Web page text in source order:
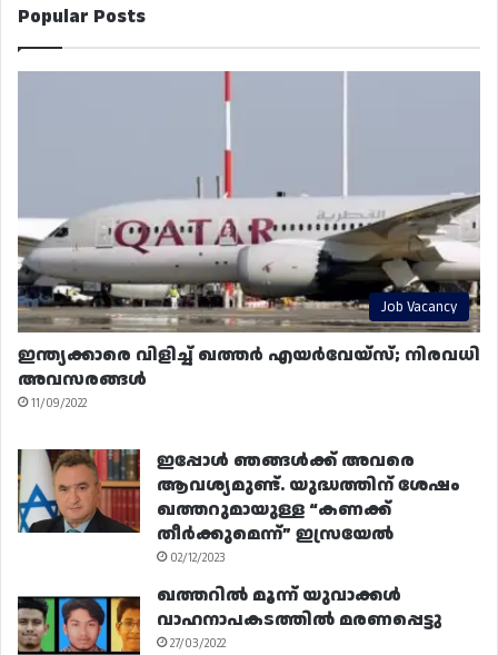
Popular Posts
Job Vacancy
ഇന്ത്യക്കാരെ വിളിച്ച് ഖത്തർ എയർവേയ്‌സ്; നിരവധി
അവസരങ്ങൾ
11/09/2022
ഇപ്പോൾ ഞങ്ങൾക്ക് അവരെ
ആവശ്യമുണ്ട്. യുദ്ധത്തിന് ശേഷം
ഖത്തറുമായുള്ള “കണക്ക്
തീർക്കുമെന്ന്” ഇസ്രയേൽ
02/12/2023
ഖത്തറിൽ മൂന്ന് യുവാക്കൾ
വാഹനാപകടത്തിൽ മരണപ്പെട്ടു
27/03/2022